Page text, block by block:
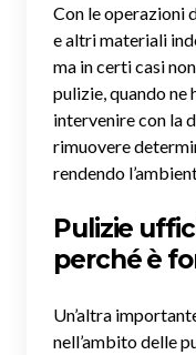
Con le operazioni
e altri materiali
ma in certi casi
pulizie, quando ne
intervenire con la
rimuovere
rendendo
Pulizie
perché è
Un’altra
nell’ambito delle